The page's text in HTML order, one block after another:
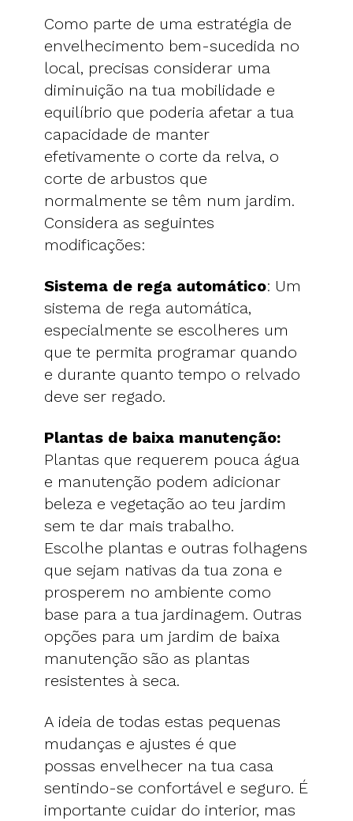
Como parte de uma estratégia de
envelhecimento bem-sucedida no
local, precisas considerar uma
diminuição na tua mobilidade e
equilíbrio que poderia afetar a tua
capacidade de manter
efetivamente o corte da relva, o
corte de arbustos que
normalmente se têm num jardim.
Considera as seguintes
modificações:
Sistema de rega automático: Um
sistema de rega automática,
especialmente se escolheres um
que te permita programar quando
e durante quanto tempo o relvado
deve ser regado.
Plantas de baixa manutenção:
Plantas que requerem pouca água
e manutenção podem adicionar
beleza e vegetação ao teu jardim
sem te dar mais trabalho.
Escolhe plantas e outras folhagens
que sejam nativas da tua zona e
prosperem no ambiente como
base para a tua jardinagem. Outras
opções para um jardim de baixa
manutenção são as plantas
resistentes à seca.
A ideia de todas estas pequenas
mudanças e ajustes é que
possas envelhecer na tua casa
sentindo-se confortável e seguro. É
importante cuidar do interior, mas